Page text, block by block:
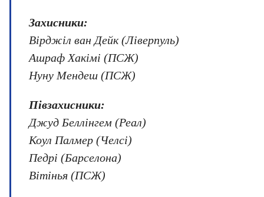
Захисники:
Вірджіл ван Дейк (Ліверпуль)
Ашраф Хакімі (ПСЖ)
Нуну Мендеш (ПСЖ)
Півзахисники:
Джуд Беллінгем (Реал)
Коул Палмер (Челсі)
Педрі (Барселона)
Вітінья (ПСЖ)